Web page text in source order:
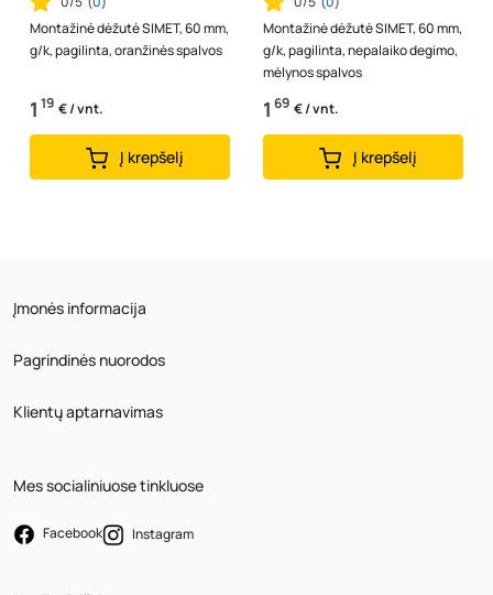
Montažinė dėžutė SIMET, 60 mm,
g/k, pagilinta, oranžinės spalvos
1 19 € / vnt.
Į krepšelį
Montažinė dėžutė SIMET, 60 mm,
g/k, pagilinta, nepalaiko degimo,
mėlynos spalvos
1 69 € / vnt.
Į krepšelį
Įmonės informacija
Pagrindinės nuorodos
Klientų aptarnavimas
Mes socialiniuose tinkluose
Facebook Instagram